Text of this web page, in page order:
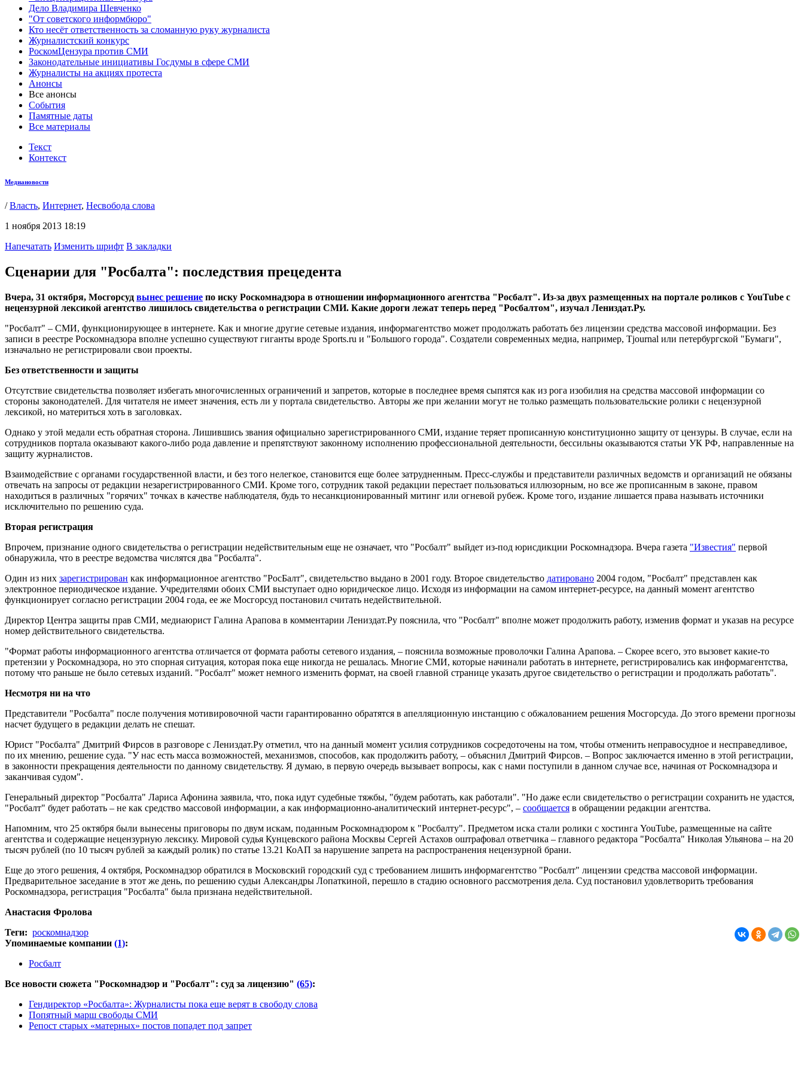
Дело Владимира Шевченко
"От советского информбюро"
Кто несёт ответственность за сломанную руку журналиста
Журналистский конкурс
РоскомЦензура против СМИ
Законодательные инициативы Госдумы в сфере СМИ
Журналисты на акциях протеста
Анонсы
Все анонсы
События
Памятные даты
Все материалы
Текст
Контекст
Медиановости
/Власть, Интернет, Несвобода слова
1 ноября 2013 18:19
Напечатать Изменить шрифт В закладки
Сценарии для "Росбалта": последствия прецедента
Вчера, 31 октября, Мосгорсуд вынес решение по иску Роскомнадзора в отношении информационного агентства "Росбалт". Из-за двух размещенных на портале роликов с YouTube с
нецензурной лексикой агентство лишилось свидетельства о регистрации СМИ. Какие дороги лежат теперь перед "Росбалтом", изучал Лениздат.Ру.
"Росбалт" – СМИ, функционирующее в интернете. Как и многие другие сетевые издания, информагентство может продолжать работать без лицензии средства массовой информации. Без
записи в реестре Роскомнадзора вполне успешно существуют гиганты вроде Sports.ru и "Большого города". Создатели современных медиа, например, Tjournal или петербургской "Бумаги",
изначально не регистрировали свои проекты.
Без ответственности и защиты
Отсутствие свидетельства позволяет избегать многочисленных ограничений и запретов, которые в последнее время сыпятся как из рога изобилия на средства массовой информации со
стороны законодателей. Для читателя не имеет значения, есть ли у портала свидетельство. Авторы же при желании могут не только размещать пользовательские ролики с нецензурной
лексикой, но материться хоть в заголовках.
Однако у этой медали есть обратная сторона. Лишившись звания официально зарегистрированного СМИ, издание теряет прописанную конституционно защиту от цензуры. В случае, если на
сотрудников портала оказывают какого-либо рода давление и препятствуют законному исполнению профессиональной деятельности, бессильны оказываются статьи УК РФ, направленные на
защиту журналистов.
Взаимодействие с органами государственной власти, и без того нелегкое, становится еще более затрудненным. Пресс-службы и представители различных ведомств и организаций не обязаны
отвечать на запросы от редакции незарегистрированного СМИ. Кроме того, сотрудник такой редакции перестает пользоваться иллюзорным, но все же прописанным в законе, правом
находиться в различных "горячих" точках в качестве наблюдателя, будь то несанкционированный митинг или огневой рубеж. Кроме того, издание лишается права называть источники
исключительно по решению суда.
Вторая регистрация
Впрочем, признание одного свидетельства о регистрации недействительным еще не означает, что "Росбалт" выйдет из-под юрисдикции Роскомнадзора. Вчера газета "Известия" первой
обнаружила, что в реестре ведомства числятся два "Росбалта".
Один из них зарегистрирован как информационное агентство "РосБалт", свидетельство выдано в 2001 году. Второе свидетельство датировано 2004 годом, "Росбалт" представлен как
электронное периодическое издание. Учредителями обоих СМИ выступает одно юридическое лицо. Исходя из информации на самом интернет-ресурсе, на данный момент агентство
функционирует согласно регистрации 2004 года, ее же Мосгорсуд постановил считать недействительной.
Директор Центра защиты прав СМИ, медиаюрист Галина Арапова в комментарии Лениздат.Ру пояснила, что "Росбалт" вполне может продолжить работу, изменив формат и указав на ресурсе
номер действительного свидетельства.
"Формат работы информационного агентства отличается от формата работы сетевого издания, – пояснила возможные проволочки Галина Арапова. – Скорее всего, это вызовет какие-то
претензии у Роскомнадзора, но это спорная ситуация, которая пока еще никогда не решалась. Многие СМИ, которые начинали работать в интернете, регистрировались как информагентства,
потому что раньше не было сетевых изданий. "Росбалт" может немного изменить формат, на своей главной странице указать другое свидетельство о регистрации и продолжать работать".
Несмотря ни на что
Представители "Росбалта" после получения мотивировочной части гарантированно обратятся в апелляционную инстанцию с обжалованием решения Мосгорсуда. До этого времени прогнозы
насчет будущего в редакции делать не спешат.
Юрист "Росбалта" Дмитрий Фирсов в разговоре с Лениздат.Ру отметил, что на данный момент усилия сотрудников сосредоточены на том, чтобы отменить неправосудное и несправедливое,
по их мнению, решение суда. "У нас есть масса возможностей, механизмов, способов, как продолжить работу, – объяснил Дмитрий Фирсов. – Вопрос заключается именно в этой регистрации,
в законности прекращения деятельности по данному свидетельству. Я думаю, в первую очередь вызывает вопросы, как с нами поступили в данном случае все, начиная от Роскомнадзора и
заканчивая судом".
Генеральный директор "Росбалта" Лариса Афонина заявила, что, пока идут судебные тяжбы, "будем работать, как работали". "Но даже если свидетельство о регистрации сохранить не удастся,
"Росбалт" будет работать – не как средство массовой информации, а как информационно-аналитический интернет-ресурс", – сообщается в обращении редакции агентства.
Напомним, что 25 октября были вынесены приговоры по двум искам, поданным Роскомнадзором к "Росбалту". Предметом иска стали ролики с хостинга YouTube, размещенные на сайте
агентства и содержащие нецензурную лексику. Мировой судья Кунцевского района Москвы Сергей Астахов оштрафовал ответчика – главного редактора "Росбалта" Николая Ульянова – на 20
тысяч рублей (по 10 тысяч рублей за каждый ролик) по статье 13.21 КоАП за нарушение запрета на распространения нецензурной брани.
Еще до этого решения, 4 октября, Роскомнадзор обратился в Московский городский суд с требованием лишить информагентство "Росбалт" лицензии средства массовой информации.
Предварительное заседание в этот же день, по решению судьи Александры Лопаткиной, перешло в стадию основного рассмотрения дела. Суд постановил удовлетворить требования
Роскомнадзора, регистрация "Росбалта" была признана недействительной.
Анастасия Фролова
Теги: роскомнадзор
Упоминаемые компании (1):
Росбалт
Все новости сюжета "Роскомнадзор и "Росбалт": суд за лицензию" (65):
Гендиректор «Росбалта»: Журналисты пока еще верят в свободу слова
Попятный марш свободы СМИ
Репост старых «матерных» постов попадет под запрет